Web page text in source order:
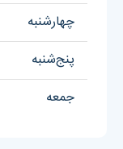
چهارشنبه
پنج‌شنبه
جمعه